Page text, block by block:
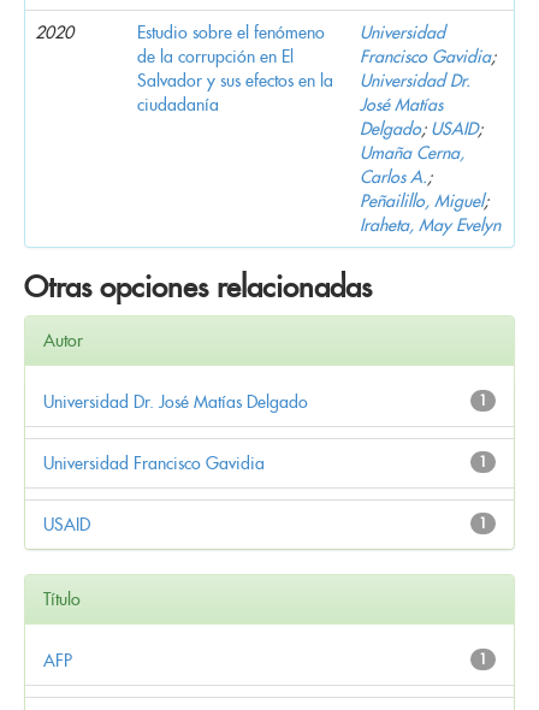
2020
Estudio sobre el fenómeno
de la corrupción en El
Salvador y sus efectos en la
ciudadanía
Universidad
Francisco Gavidia;
Universidad Dr.
José Matías
Delgado; USAID;
Umaña Cerna,
Carlos A.;
Peñailillo, Miguel;
Iraheta, May Evelyn
Otras opciones relacionadas
Autor
1
Universidad Dr. José Matías Delgado
1
Universidad Francisco Gavidia
1
USAID
Título
1
AFP